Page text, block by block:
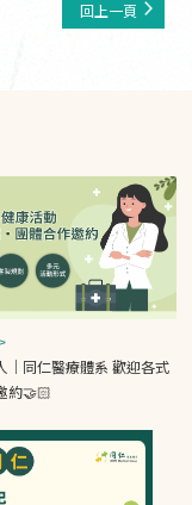
回上一頁
｜同仁醫療體系 歡迎各式
約🤝🏻